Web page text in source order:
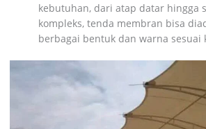
kebutuhan, dari atap datar hingga
kompleks, tenda membran bisa
berbagai bentuk dan warna sesuai